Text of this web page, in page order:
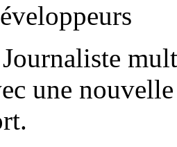
Journaliste
une